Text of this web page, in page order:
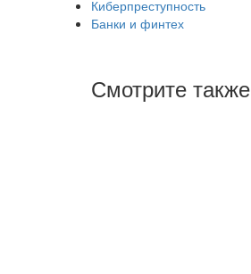
Киберпреступность
Банки и финтех
Смотрите также